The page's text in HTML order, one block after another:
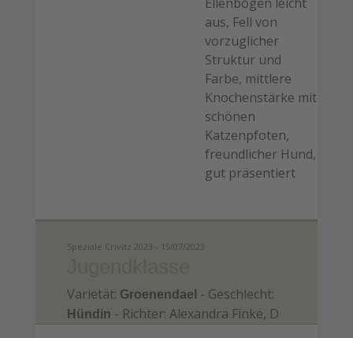
aus, Fell von
vorzüglicher
Struktur und
Farbe, mittlere
Knochenstärke mit
schönen
Katzenpfoten,
freundlicher Hund,
gut präsentiert
Speziale Crivitz 2023 - 15/07/2023
Varietät: Groenendael - Geschlecht:
Hündin - Richter: Alexandra Finke, D